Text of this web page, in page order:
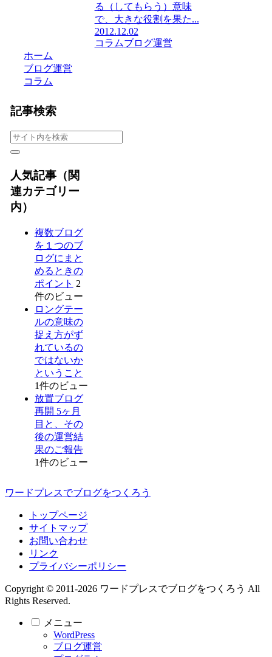
る（してもらう）意味
で、大きな役割を果た...
2012.12.02
コラムブログ運営
ホーム
ブログ運営
コラム
記事検索
人気記事（関
連カテゴリー
内）
複数ブログ
を１つのブ
ログにまと
めるときの
ポイント 2
件のビュー
ロングテー
ルの意味の
捉え方がず
れているの
ではないか
ということ
1件のビュー
放置ブログ
再開 5ヶ月
目と、その
後の運営結
果のご報告
1件のビュー
ワードプレスでブログをつくろう
トップページ
サイトマップ
お問い合わせ
リンク
プライバシーポリシー
Copyright © 2011-2026 ワードプレスでブログをつくろう All
Rights Reserved.
メニュー
WordPress
ブログ運営